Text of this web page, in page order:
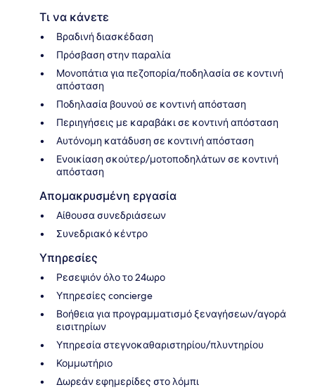
Τι να κάνετε
Βραδινή διασκέδαση
Πρόσβαση στην παραλία
Μονοπάτια για πεζοπορία/ποδηλασία σε κοντινή
απόσταση
Ποδηλασία βουνού σε κοντινή απόσταση
Περιηγήσεις με καραβάκι σε κοντινή απόσταση
Αυτόνομη κατάδυση σε κοντινή απόσταση
Ενοικίαση σκούτερ/μοτοποδηλάτων σε κοντινή
απόσταση
Απομακρυσμένη εργασία
Αίθουσα συνεδριάσεων
Συνεδριακό κέντρο
Υπηρεσίες
Ρεσεψιόν όλο το 24ωρο
Υπηρεσίες concierge
Βοήθεια για προγραμματισμό ξεναγήσεων/αγορά
εισιτηρίων
Υπηρεσία στεγνοκαθαριστηρίου/πλυντηρίου
Κομμωτήριο
Δωρεάν εφημερίδες στο λόμπι